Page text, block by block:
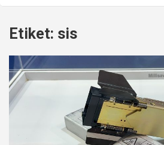
Etiket: sis